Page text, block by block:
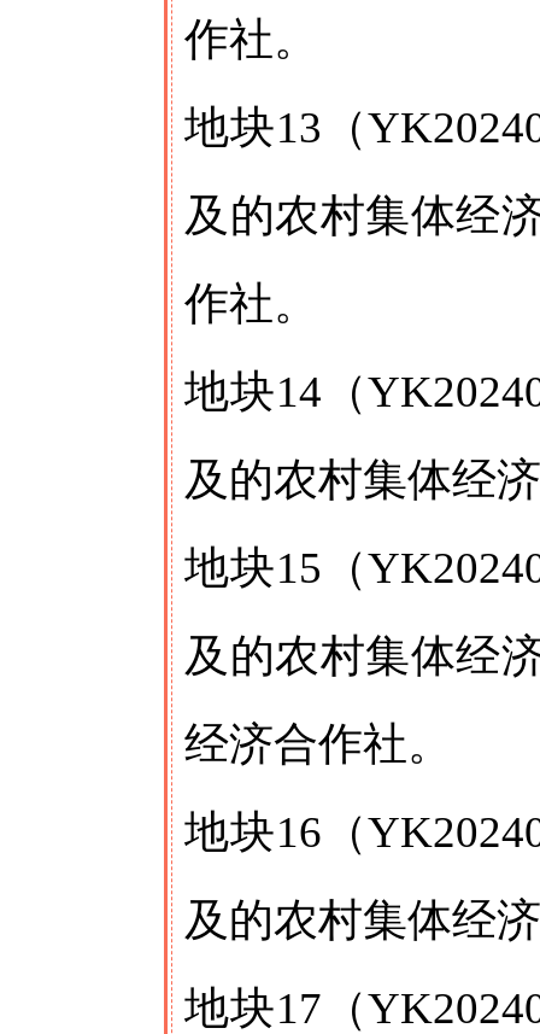
作社。
地块13（
及的农村集体经
作社。
地块14（
及的农村集体经
地块15（
及的农村集体经
经济合作社。
地块16（
及的农村集体经
地块17（